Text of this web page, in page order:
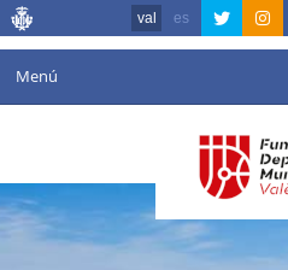
val es
Menú
Agenda
Instal·lacions